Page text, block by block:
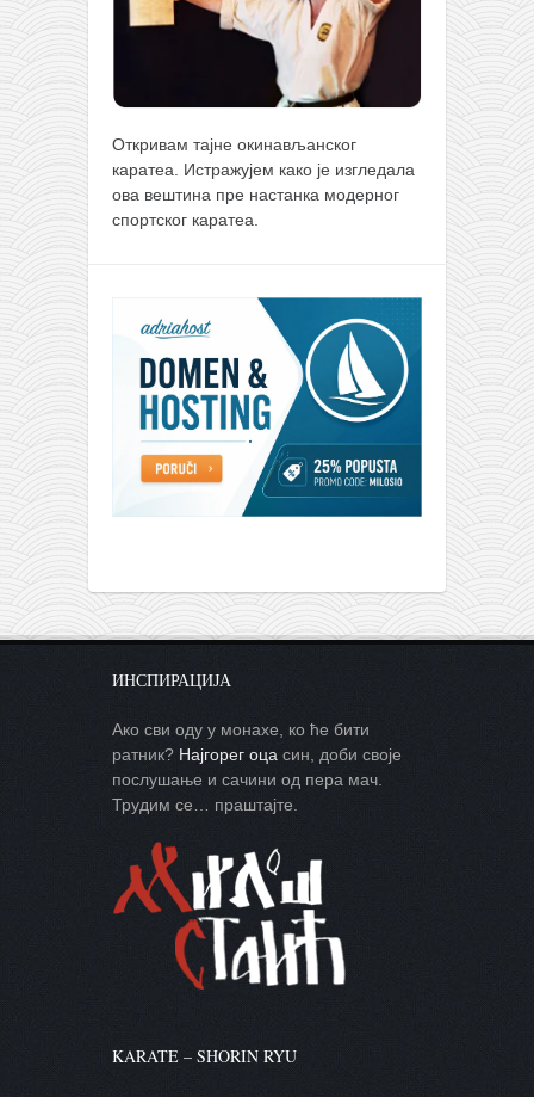
Откривам тајне окинављанског
каратеа. Истражујем како је изгледала
ова вештина пре настанка модерног
спортског каратеа.
ИНСПИРАЦИЈА
Ако сви оду у монахе, ко ће бити
ратник? Најгорег оца син, доби своје
послушање и сачини од пера мач.
Трудим се… праштајте.
KARATE – SHORIN RYU